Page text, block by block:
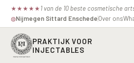
★ ★ ★ ★ ★
◍Nijmegen·Sittard·EnschedeOver ons
PRAKTIJK VOOR
INJECTABLES